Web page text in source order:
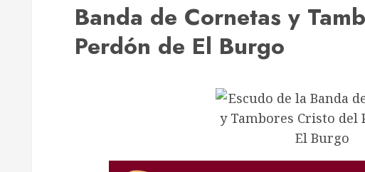
Banda de Cornetas y
Perdón de El Burgo